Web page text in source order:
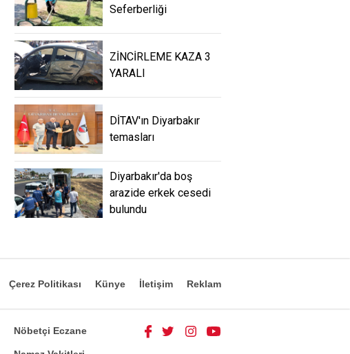
Seferberliği
ZİNCİRLEME KAZA 3
YARALI
DİTAV'ın Diyarbakır
temasları
Diyarbakır'da boş
arazide erkek cesedi
bulundu
Çerez Politikası Künye İletişim Reklam
Nöbetçi Eczane